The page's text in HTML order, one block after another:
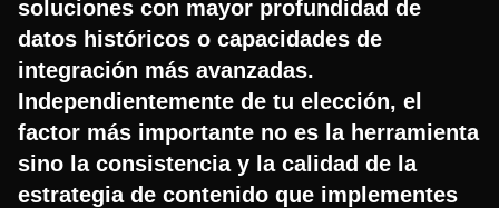
soluciones con mayor profundidad de
datos históricos o capacidades de
integración más avanzadas.
Independientemente de tu elección, el
factor más importante no es la herramienta
sino la consistencia y la calidad de la
estrategia de contenido que implementes